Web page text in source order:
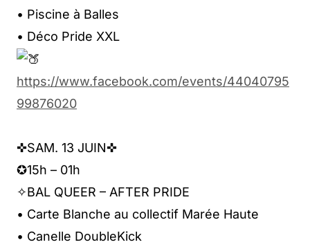
• Piscine à Balles
• Déco Pride XXL
https://www.facebook.com/events/44040795
99876020
✜SAM. 13 JUIN✜
✪15h – 01h
✧BAL QUEER – AFTER PRIDE
• Carte Blanche au collectif Marée Haute
• Canelle DoubleKick